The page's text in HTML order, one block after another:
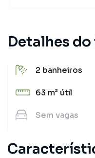
Detalhes
2 banheiros
63 m² útil
Sem vagas